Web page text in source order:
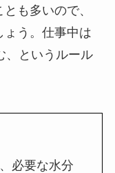
も多いので、
ょう。仕事中は
、というルール
必要な水分